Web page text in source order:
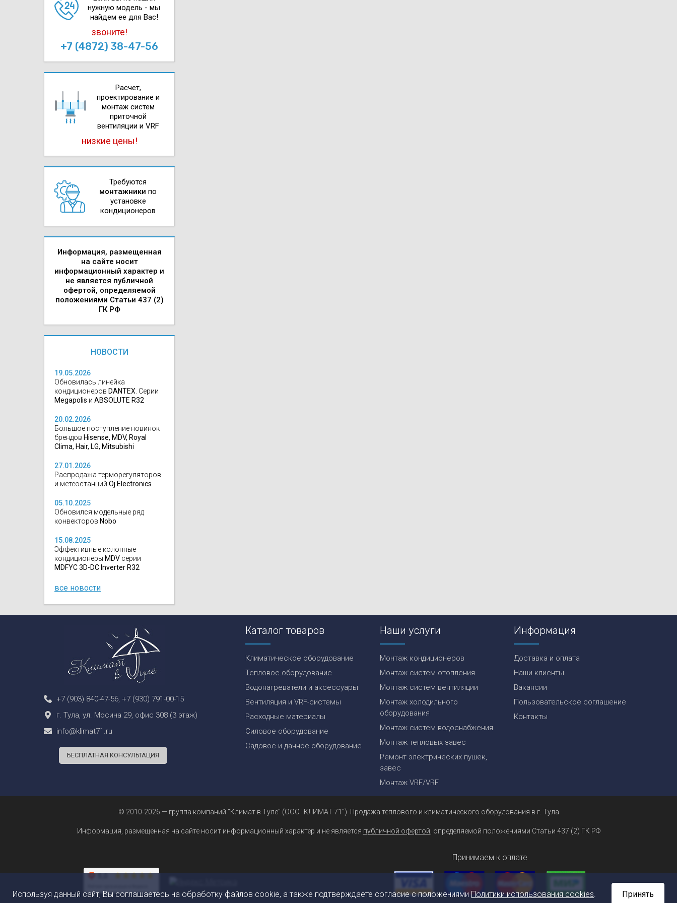
нужную модель - мы
найдем ее для Вас!
звоните!
+7 (4872) 38-47-56
Расчет,
проектирова­ние и
монтаж систем
приточной
вентиляции и VRF
низкие цены!
Требуются
монтажники по
установке
кондиционеров
Информация, размещенная
на сайте носит
информационный характер и
не является публичной
офертой, определяемой
положениями Статьи 437 (2)
ГК РФ
НОВОСТИ
19.05.2026
Обновилась линейка
кондиционеров DANTEX. Серии
Megapolis и ABSOLUTE R32
20.02.2026
Большое поступление новинок
брендов Hisense, MDV, Royal
Clima, Hair, LG, Mitsubishi
27.01.2026
Распродажа терморегуляторов
и метеостанций Oj Electronics
05.10.2025
Обновился модельные ряд
конвекторов Nobo
15.08.2025
Эффективные колонные
кондиционеры MDV серии
MDFYC 3D-DC Inverter R32
все новости
+7 (903) 840-47-56, +7 (930) 791-00-15
г. Тула, ул. Мосина 29, офис 308 (3 этаж)
info@klimat71.ru
БЕСПЛАТНАЯ КОНСУЛЬТАЦИЯ
Каталог товаров
Климатическое оборудование
Тепловое оборудование
Водонагреватели и аксессуары
Вентиляция и VRF-системы
Расходные материалы
Силовое оборудование
Садовое и дачное оборудование
Наши услуги
Монтаж кондиционеров
Монтаж систем отопления
Монтаж систем вентиляции
Монтаж холодильного
оборудования
Монтаж систем водоснабжения
Монтаж тепловых завес
Ремонт электрических пушек,
завес
Монтаж VRF/VRF
Информация
Доставка и оплата
Наши клиенты
Вакансии
Пользовательское соглашение
Контакты
© 2010-2026 — группа компаний "Климат в Туле" (ООО "КЛИМАТ 71"). Продажа теплового и климатического оборудования в г. Тула
Информация, размещенная на сайте носит информационный характер и не является публичной офертой, определяемой положениями Статьи 437 (2) ГК РФ
Принимаем к оплате
Используя данный сайт, Вы соглашаетесь на обработку файлов cookie, а также подтверждаете согласие с положениямиПолитики использования cookies. Принять